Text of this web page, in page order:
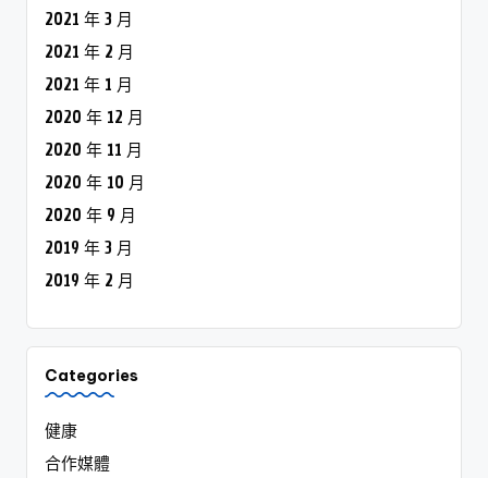
2021 年 3 月
2021 年 2 月
2021 年 1 月
2020 年 12 月
2020 年 11 月
2020 年 10 月
2020 年 9 月
2019 年 3 月
2019 年 2 月
Categories
健康
合作媒體